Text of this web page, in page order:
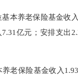
养老保险基金收入
亿元；安排支出
保险基金收入1.93